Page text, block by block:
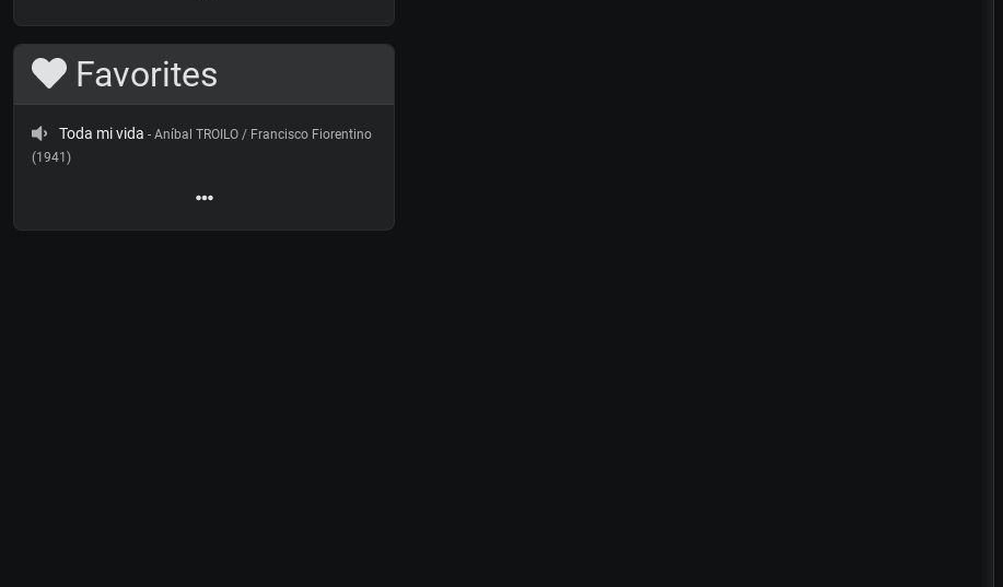
Favorites
Toda mi vida - Aníbal TROILO / Francisco Fiorentino
(1941)